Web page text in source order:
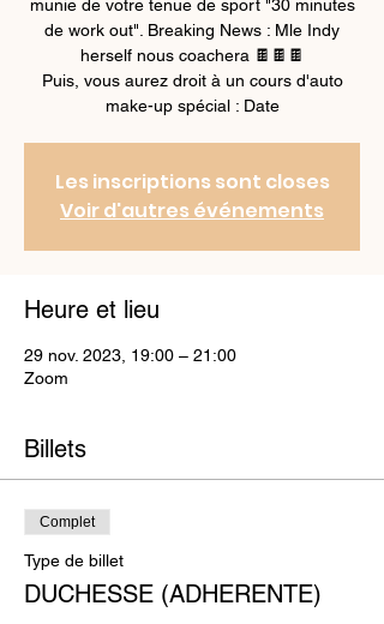
munie de votre tenue de sport "30 minutes
de work out". Breaking News : Mle Indy
herself nous coachera 🍫🍫🍫
Puis, vous aurez droit à un cours d'auto
make-up spécial : Date
Les inscriptions sont closes
Voir d'autres événements
Heure et lieu
29 nov. 2023, 19:00 – 21:00
Zoom
Billets
Complet
Type de billet
DUCHESSE (ADHERENTE)